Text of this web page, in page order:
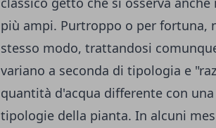
più ampi. Purtroppo o per
stesso modo, trattandosi
variano a seconda di tipologia e
quantità d'acqua differente con
tipologie della pianta. In alcuni